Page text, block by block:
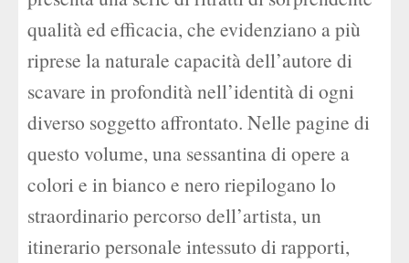
qualità ed efficacia, che evidenziano a più
riprese la naturale capacità dell’autore di
scavare in profondità nell’identità di ogni
diverso soggetto affrontato. Nelle pagine di
questo volume, una sessantina di opere a
colori e in bianco e nero riepilogano lo
straordinario percorso dell’artista, un
itinerario personale intessuto di rapporti,